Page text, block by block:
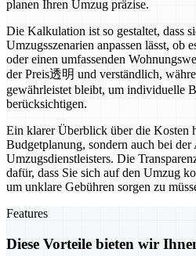
planen Ihren Umzug präzise.
Die Kalkulation ist so gestaltet, dass
Umzugsszenarien anpassen lässt, ob
oder einen umfassenden
der Preis透明 und verständlich,
gewährleistet bleibt, um individuelle
berücksichtigen.
Ein klarer Überblick über die Kosten
Budgetplanung, sondern auch bei
Umzugsdienstleisters. Die
dafür, dass Sie sich auf den Umzug
um unklare Gebühren sorgen zu
Features
Diese Vorteile bieten wir